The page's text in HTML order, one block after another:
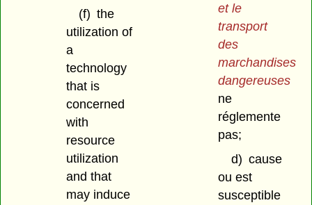
(f) the
utilization of
a
technology
that is
concerned
with
resource
utilization
and that
may induce
et le
transport
des
marchandises
dangereuses
ne
réglemente
pas;
d) cause
ou est
susceptible